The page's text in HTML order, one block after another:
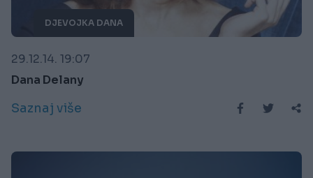
DJEVOJKA DANA
29.12.14. 19:07
Dana Delany
Saznaj više